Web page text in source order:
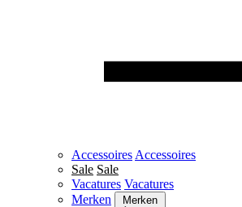
Accessoires Accessoires
Sale Sale
Vacatures Vacatures
Merken
Merken